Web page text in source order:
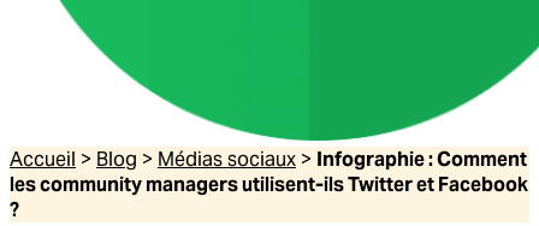
Accueil > Blog > Médias sociaux > Infographie : Comment
les community managers utilisent-ils Twitter et Facebook
?